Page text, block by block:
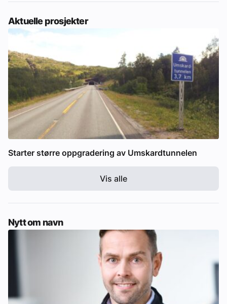
Aktuelle prosjekter
Starter større oppgradering av Umskardtunnelen
Vis alle
Nytt om navn